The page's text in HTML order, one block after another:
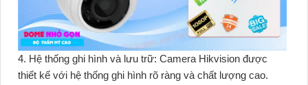
4. Hệ thống ghi hình và lưu trữ: Camera Hikvision được
thiết kế với hệ thống ghi hình rõ ràng và chất lượng cao.